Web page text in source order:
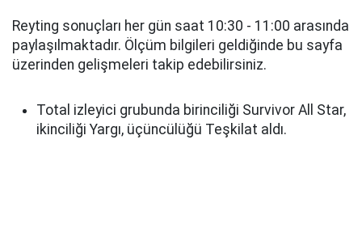
Reyting sonuçları her gün saat 10:30 - 11:00 arasında
paylaşılmaktadır. Ölçüm bilgileri geldiğinde bu sayfa
üzerinden gelişmeleri takip edebilirsiniz.
Total izleyici grubunda birinciliği Survivor All Star,
ikinciliği Yargı, üçüncülüğü Teşkilat aldı.